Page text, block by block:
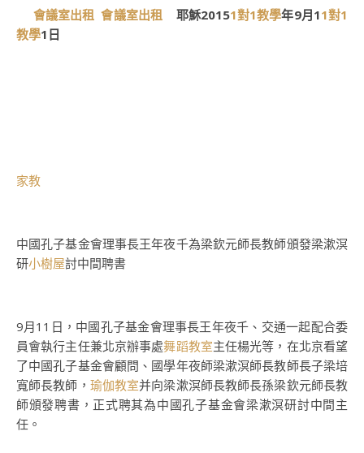
會議室出租 會議室出租 耶穌20151對1教學年9月11對1
教學1日
家教
中國孔子基金會理事長王年夜千為梁欽元師長教師頒發梁漱溟
研小樹屋討中間聘書
9月11日，中國孔子基金會理事長王年夜千、交通一起配合委
員會執行主任兼北京辦事處舞蹈教室主任楊光等，在北京看望
了中國孔子基金會顧問、國學年夜師梁漱溟師長教師長子梁培
寬師長教師， 瑜伽教室并向梁漱溟師長教師長孫梁欽元師長教
師頒發聘書，正式聘其為中國孔子基金會梁漱溟研討中間主
任。